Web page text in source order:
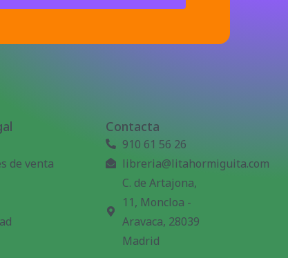
de venta
Contacta
910 61 56 26
libreria@litahormiguita.com
C. de Artajona,
11, Moncloa -
Aravaca, 28039
Madrid